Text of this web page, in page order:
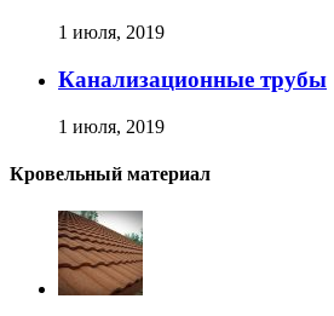
1 июля, 2019
Канализационные трубы
1 июля, 2019
Кровельный материал